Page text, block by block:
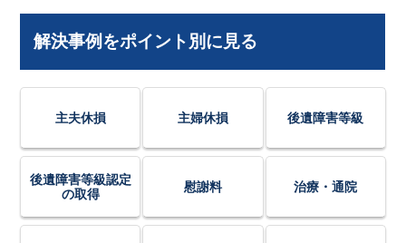
解決事例をポイント別に見る
主夫休損 主婦休損 後遺障害等級
後遺障害等級認定
の取得
慰謝料 治療・通院